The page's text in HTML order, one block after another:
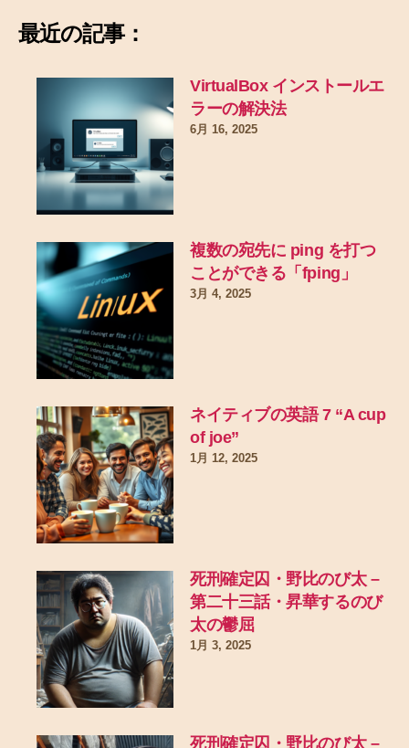
最近の記事：
VirtualBox インストールエ
ラーの解決法
6月 16, 2025
複数の宛先に ping を打つ
ことができる「fping」
3月 4, 2025
ネイティブの英語 7 “A cup
of joe”
1月 12, 2025
死刑確定囚・野比のび太 –
第二十三話・昇華するのび
太の鬱屈
1月 3, 2025
死刑確定囚・野比のび太 –